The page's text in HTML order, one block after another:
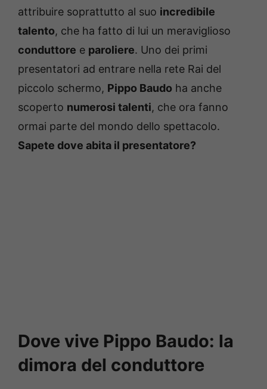
attribuire soprattutto al suo incredibile
talento, che ha fatto di lui un meraviglioso
conduttore e paroliere. Uno dei primi
presentatori ad entrare nella rete Rai del
piccolo schermo, Pippo Baudo ha anche
scoperto numerosi talenti, che ora fanno
ormai parte del mondo dello spettacolo.
Sapete dove abita il presentatore?
Dove vive Pippo Baudo: la
dimora del conduttore